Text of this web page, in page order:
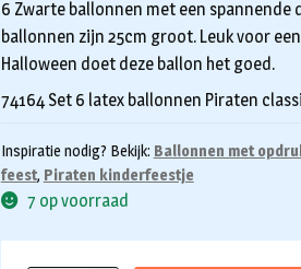
6 Zwarte ballonnen met een spannende
ballonnen zijn 25cm groot. Leuk voor
Halloween doet deze ballon het goed.
74164 Set 6 latex ballonnen Piraten
Inspiratie nodig? Bekijk: Ballonnen met
feest, Piraten kinderfeestje
7 op voorraad